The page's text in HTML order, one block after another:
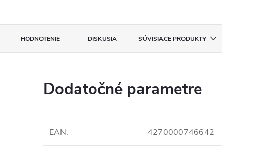
HODNOTENIE DISKUSIA SÚVISIACE PRODUKTY
Dodatočné parametre
EAN: 4270000746642